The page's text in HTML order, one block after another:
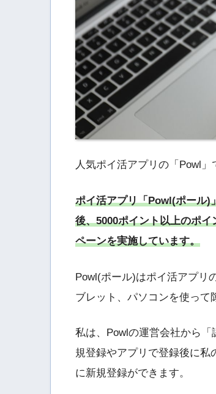
人気ポイ活アプリの「Powl
ポイ活アプリ「Powl(ポール)
後、5000ポイント以上のポ
ペーンを実施しています。
Powl(ポール)はポイ活アプリ
ブレット、パソコンを使って
私は、Powlの運営会社から
規登録やアプリで登録後に私
に新規登録ができます。